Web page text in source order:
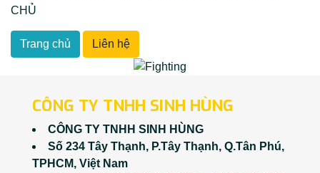
CHỦ
Trang chủ Liên hệ
CÔNG TY TNHH SINH HÙNG
CÔNG TY TNHH SINH HÙNG
Số 234 Tây Thạnh, P.Tây Thạnh, Q.Tân Phú,
TPHCM, Việt Nam